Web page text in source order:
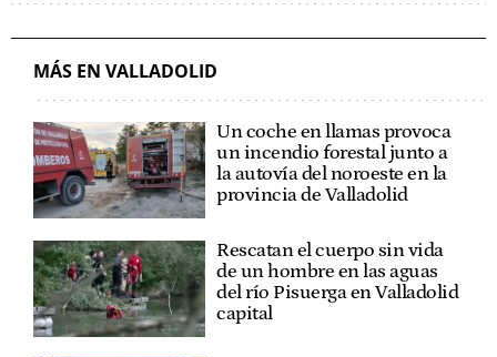
MÁS EN VALLADOLID
Un coche en llamas provoca
un incendio forestal junto a
la autovía del noroeste en la
provincia de Valladolid
Rescatan el cuerpo sin vida
de un hombre en las aguas
del río Pisuerga en Valladolid
capital